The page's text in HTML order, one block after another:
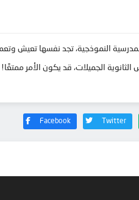
النموذجية، تجد نفسها تعيش
الجميلات، قد يكون الأمر ممتعًا!
Facebook Twitter